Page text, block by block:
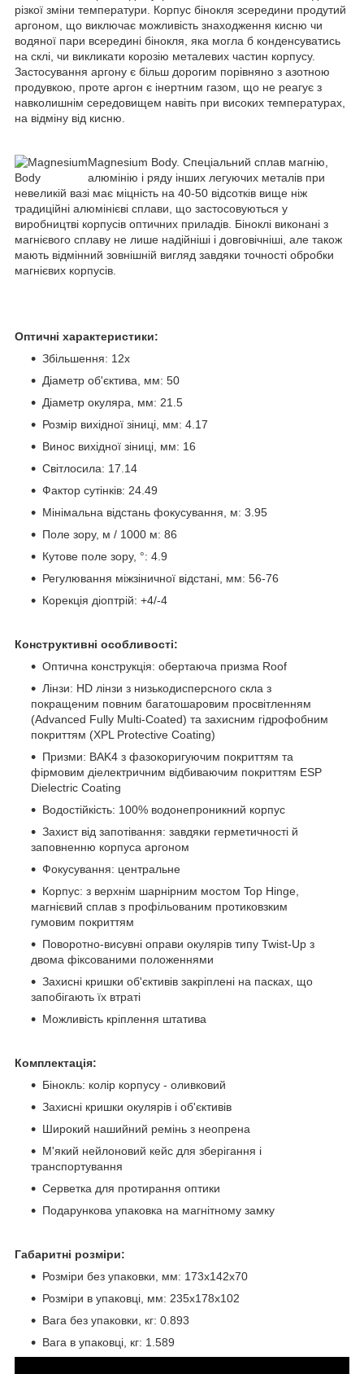
різкої зміни температури. Корпус бінокля зсередини продутий
аргоном, що виключає можливість знаходження кисню чи
водяної пари всередині бінокля, яка могла б конденсуватись
на склі, чи викликати корозію металевих частин корпусу.
Застосування аргону є більш дорогим порівняно з азотною
продувкою, проте аргон є інертним газом, що не реагує з
навколишнім середовищем навіть при високих температурах,
на відміну від кисню.
Magnesium Body. Спеціальний сплав магнію,
алюмінію і ряду інших легуючих металів при
невеликій вазі має міцність на 40-50 відсотків вище ніж
традиційні алюмінієві сплави, що застосовуються у
виробництві корпусів оптичних приладів. Біноклі виконані з
магнієвого сплаву не лише надійніші і довговічніші, але також
мають відмінний зовнішній вигляд завдяки точності обробки
магнієвих корпусів.
Оптичні характеристики:
Збільшення: 12x
Діаметр об'єктива, мм: 50
Діаметр окуляра, мм: 21.5
Розмір вихідної зіниці, мм: 4.17
Винос вихідної зіниці, мм: 16
Світлосила: 17.14
Фактор сутінків: 24.49
Мінімальна відстань фокусування, м: 3.95
Поле зору, м / 1000 м: 86
Кутове поле зору, °: 4.9
Регулювання міжзіничної відстані, мм: 56-76
Корекція діоптрій: +4/-4
Конструктивні особливості:
Оптична конструкція: обертаюча призма Roof
Лінзи: HD лінзи з низькодисперсного скла з
покращеним повним багатошаровим просвітленням
(Advanced Fully Multi-Coated) та захисним гідрофобним
покриттям (XPL Protective Coating)
Призми: BAK4 з фазокоригуючим покриттям та
фірмовим діелектричним відбиваючим покриттям ESP
Dielectric Coating
Водостійкість: 100% водонепроникний корпус
Захист від запотівання: завдяки герметичності й
заповненню корпуса аргоном
Фокусування: центральне
Корпус: з верхнім шарнірним мостом Top Hinge,
магнієвий сплав з профільованим протиковзким
гумовим покриттям
Поворотно-висувні оправи окулярів типу Twist-Up з
двома фіксованими положеннями
Захисні кришки об'єктивів закріплені на пасках, що
запобігають їх втраті
Можливість кріплення штатива
Комплектація:
Бінокль: колір корпусу - оливковий
Захисні кришки окулярів і об'єктивів
Широкий нашийний ремінь з неопрена
М'який нейлоновий кейс для зберігання і
транспортування
Серветка для протирання оптики
Подарункова упаковка на магнітному замку
Габаритні розміри:
Розміри без упаковки, мм: 173x142х70
Розміри в упаковці, мм: 235x178х102
Вага без упаковки, кг: 0.893
Вага в упаковці, кг: 1.589